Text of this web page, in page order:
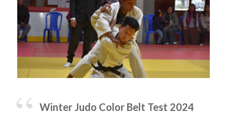
Winter Judo Color Belt Test 2024